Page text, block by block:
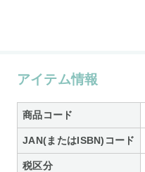
アイテム情報
商品コード
JAN(またはISBN)コード
税区分